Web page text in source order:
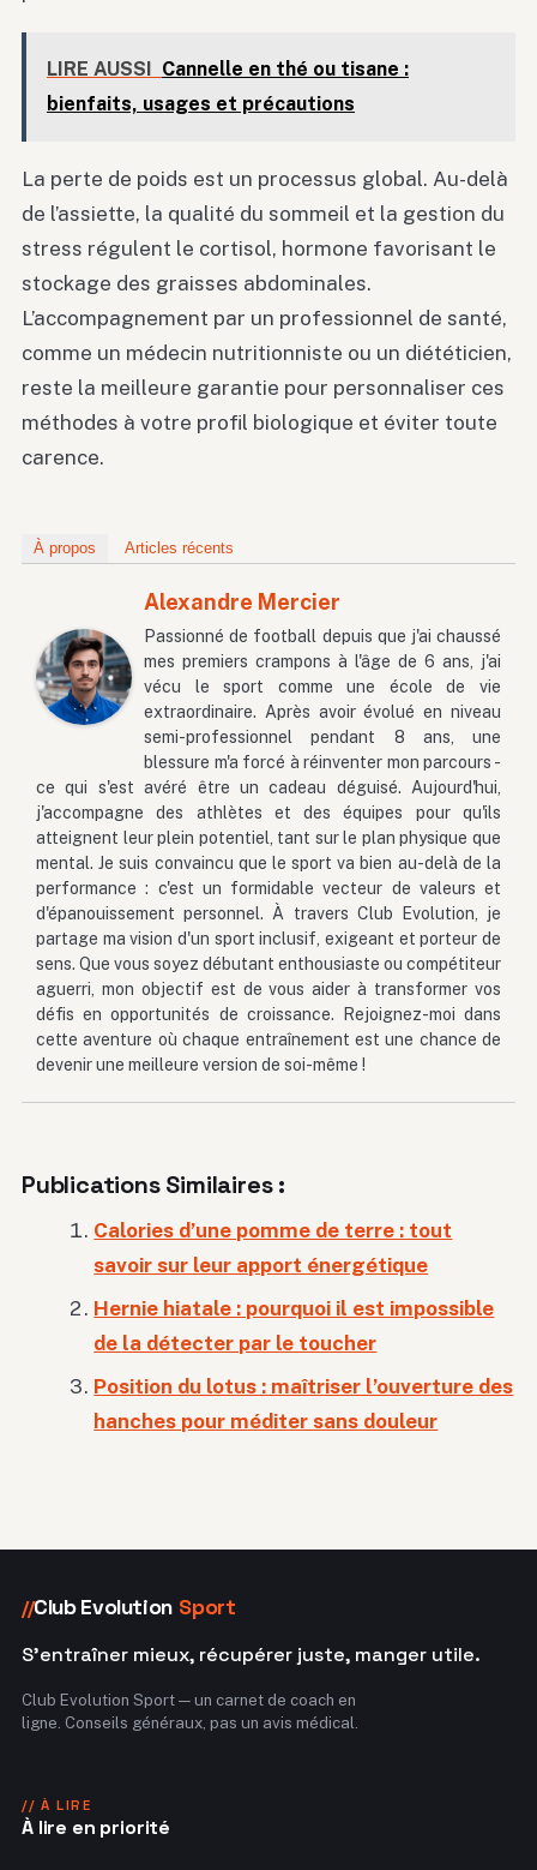
LIRE AUSSI
Cannelle en thé ou tisane :
bienfaits, usages et précautions
La perte de poids est un processus global. Au-delà
de l’assiette, la qualité du sommeil et la gestion du
stress régulent le cortisol, hormone favorisant le
stockage des graisses abdominales.
L’accompagnement par un professionnel de santé,
comme un médecin nutritionniste ou un diététicien,
reste la meilleure garantie pour personnaliser ces
méthodes à votre profil biologique et éviter toute
carence.
À propos Articles récents
Alexandre Mercier
Passionné de football depuis que j'ai chaussé
mes premiers crampons à l'âge de 6 ans, j'ai
vécu le sport comme une école de vie
extraordinaire. Après avoir évolué en niveau
semi-professionnel pendant 8 ans, une
blessure m'a forcé à réinventer mon parcours -
ce qui s'est avéré être un cadeau déguisé. Aujourd'hui,
j'accompagne des athlètes et des équipes pour qu'ils
atteignent leur plein potentiel, tant sur le plan physique que
mental. Je suis convaincu que le sport va bien au-delà de la
performance : c'est un formidable vecteur de valeurs et
d'épanouissement personnel. À travers Club Evolution, je
partage ma vision d'un sport inclusif, exigeant et porteur de
sens. Que vous soyez débutant enthousiaste ou compétiteur
aguerri, mon objectif est de vous aider à transformer vos
défis en opportunités de croissance. Rejoignez-moi dans
cette aventure où chaque entraînement est une chance de
devenir une meilleure version de soi-même !
Publications Similaires :
Calories d’une pomme de terre : tout
savoir sur leur apport énergétique
Hernie hiatale : pourquoi il est impossible
de la détecter par le toucher
Position du lotus : maîtriser l’ouverture des
hanches pour méditer sans douleur
//Club Evolution Sport
S'entraîner mieux, récupérer juste, manger utile.
Club Evolution Sport — un carnet de coach en
ligne. Conseils généraux, pas un avis médical.
// À LIRE
À lire en priorité